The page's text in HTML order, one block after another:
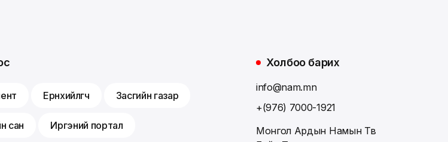
Ерөнхийлөгч Засгийн газар
сан Иргэний портал
Холбоо барих
info@nam.mn
+(976) 7000-1921
Монгол Ардын Намын Төв